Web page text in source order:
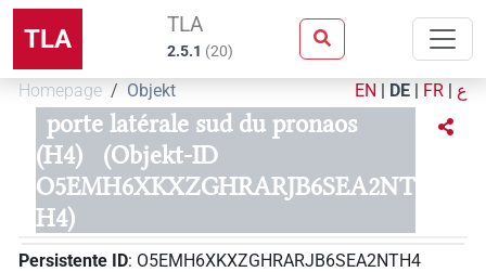
TLA TLA
2.5.1 (20)
Homepage Objekt EN | DE | FR | ع
porte latérale sud du pronaos
(H4)
(Objekt-ID
O5EMH6XKXZGHRARJB6SEA2NT
H4)
Persistente ID: O5EMH6XKXZGHRARJB6SEA2NTH4